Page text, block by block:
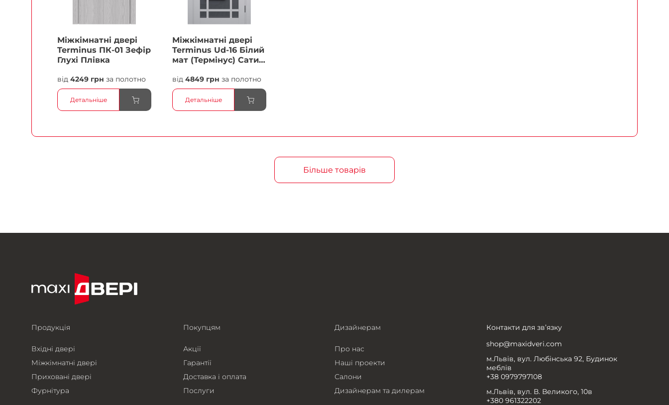
Міжкімнатні двері
Terminus ПК-01 Зефір
Глухі Плівка
від 4249 грн за полотно
Детальніше
Міжкімнатні двері
Terminus Ud-16 Білий
мат (Термінус) Сатин
від4849 грн за полотно
Детальніше
Більше товарів
Продукція
Вхідні двері
Міжкімнатні двері
Приховані двері
Фурнітура
Покупцям
Акції
Гарантії
Доставка і оплата
Послуги
Дизайнерам
Про нас
Наші проекти
Салони
Дизайнерам та дилерам
Контакти для зв’язку
shop@maxidveri.com
м.Львів, вул. Любінська 92, Будинок
меблів
+38 0979797108
м.Львів, вул. В. Великого, 10в
+380 961322202